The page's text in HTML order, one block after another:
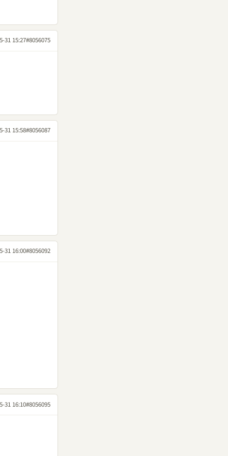
31 15:27#8056075
31 15:58#8056087
31 16:00#8056092
31 16:10#8056095